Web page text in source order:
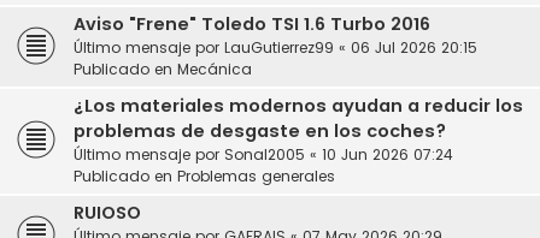
Aviso "Frene" Toledo TSI 1.6 Turbo 2016
Último mensaje por LauGutierrez99 « 06 Jul 2026 20:15
Publicado en Mecánica
¿Los materiales modernos ayudan a reducir los
problemas de desgaste en los coches?
Último mensaje por Sonal2005 « 10 Jun 2026 07:24
Publicado en Problemas generales
RUIOSO